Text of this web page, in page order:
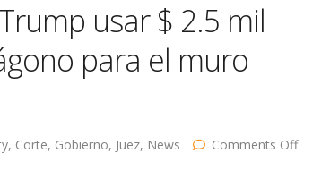
usar $ 2.5 mil
para el muro
, Corte, Gobierno, Juez, News Comments Offon